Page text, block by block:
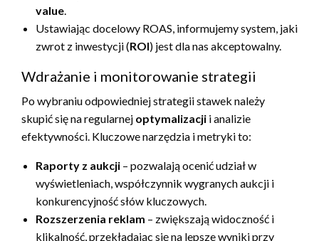
value.
Ustawiając docelowy ROAS, informujemy system, jaki
zwrot z inwestycji (ROI) jest dla nas akceptowalny.
Wdrażanie i monitorowanie strategii
Po wybraniu odpowiedniej strategii stawek należy
skupić się na regularnej optymalizacji i analizie
efektywności. Kluczowe narzędzia i metryki to:
Raporty z aukcji – pozwalają ocenić udział w
wyświetleniach, współczynnik wygranych aukcji i
konkurencyjność słów kluczowych.
Rozszerzenia reklam – zwiększają widoczność i
klikalność, przekładając się na lepsze wyniki przy